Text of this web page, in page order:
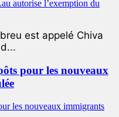
est appelé Chiva
pour les nouveaux